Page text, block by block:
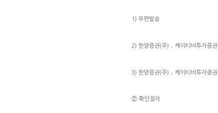
1) 우편발송
2) 한양증권(주) ․ 케이티비투자증
3) 한양증권(주) ․ 케이티비투자증
② 확인절차